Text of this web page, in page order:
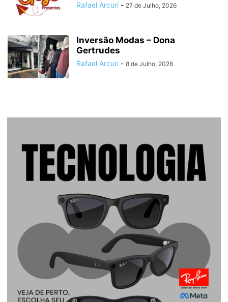
Rafael Arcuri - 27 de Julho, 2026
Inversão Modas – Dona
Gertrudes
Rafael Arcuri - 8 de Julho, 2026